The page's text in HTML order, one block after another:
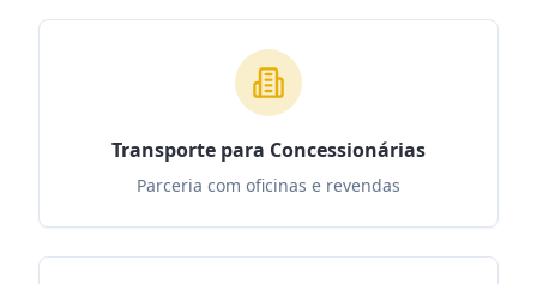
Transporte para Concessionárias
Parceria com oficinas e revendas